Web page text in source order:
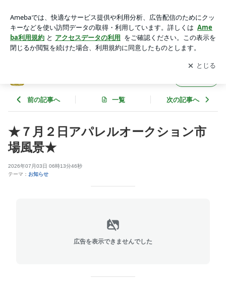
ンワイズ古物市場情報★☆
アプリをダウンロードして ブログの更新通知
を受け取りまし
ょう。
開く
前の記事へ 一覧 次の記事へ
★７月２日アパレルオークション市
場風景★
2026年07月03日 06時13分46秒
テーマ： お知らせ
広告を表示できませんでした